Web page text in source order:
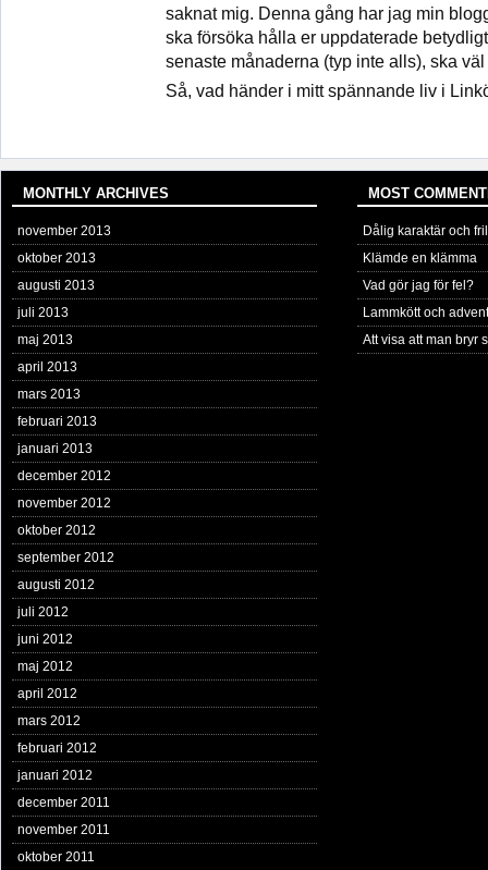
saknat mig. Denna gång har jag min
ska försöka hålla er uppdaterade
senaste månaderna (typ inte alls), ska
Så, vad händer i mitt spännande liv i
MONTHLY ARCHIVES
november 2013
oktober 2013
augusti 2013
juli 2013
maj 2013
april 2013
mars 2013
februari 2013
januari 2013
december 2012
november 2012
oktober 2012
september 2012
augusti 2012
juli 2012
juni 2012
maj 2012
april 2012
mars 2012
februari 2012
januari 2012
december 2011
november 2011
oktober 2011
MOST
Dålig karaktär och
Klämde en klämma
Vad gör jag för fel?
Lammkött och
Att visa att man bryr